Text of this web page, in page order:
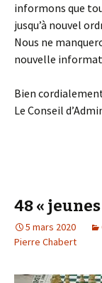
informons que
jusqu’à nouvel
Nous ne
nouvelle
Bien
Le Conseil
48 «
5 mars 2020
Pierre Chabert